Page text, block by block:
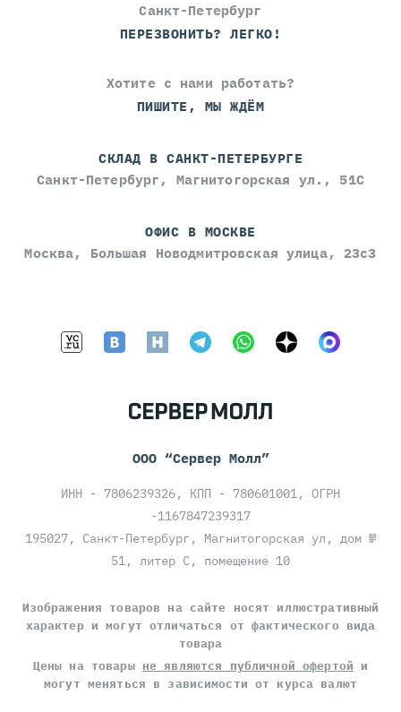
Санкт-Петербург
ПЕРЕЗВОНИТЬ? ЛЕГКО!
Хотите с нами работать?
ПИШИТЕ, МЫ ЖДЁМ
СКЛАД В САНКТ-ПЕТЕРБУРГЕ
Санкт-Петербург, Магнитогорская ул., 51С
ОФИС В МОСКВЕ
Москва, Большая Новодмитровская улица, 23с3
ООО “Сервер Молл”
ИНН - 7806239326, КПП - 780601001, ОГРН
-1167847239317
195027, Санкт-Петербург, Магнитогорская ул, дом №
51, литер С, помещение 10
Изображения товаров на сайте носят иллюстративный
характер и могут отличаться от фактического вида
товара
Цены на товары не являются публичной офертой и
могут меняться в зависимости от курса валют